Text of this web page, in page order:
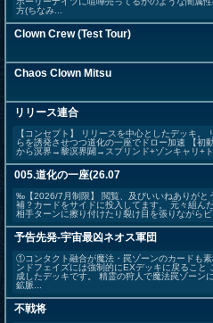
方(ちなみ...
Clown Crew (Test Tour)
Chaos Clown Mitsu
リリース連合
【コンセプト】 リリースを中心としたデッキ。
らを誘発させつつ道化の一座でドロー加速 【初
から溟界→黎溟界闢→スプリンド+ゾンキャリ+
005.道化の一座(26.07
‰【2026/7月制限】 閲覧、及びいいねありがと
補？カードをサイドに投入してます。 元々組ん
相手ターンに擦り付けたり裂け目を張りながら
予告先発-宇宙最凶ネオス軍団
①コンタクト融合が魔法・罠ゾーンのカードも
ンドフェイズには強制的にEXデッキに戻ること
成したデッキです。 精霊の狩人で魔法罠ゾーン
鉱脈...
不戦将